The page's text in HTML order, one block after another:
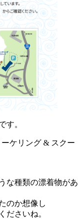
す。
ケリング & スクー
な種類の漂着物があ
のか想像し
ださいね。